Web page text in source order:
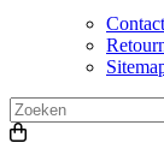
Contact